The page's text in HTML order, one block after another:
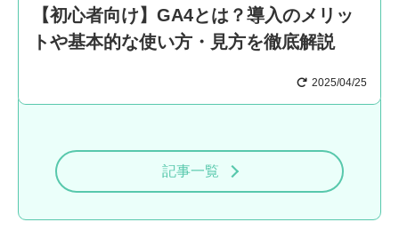
【初心者向け】GA4とは？導入のメリッ
トや基本的な使い方・見方を徹底解説
2025/04/25
記事一覧